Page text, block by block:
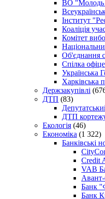
ВО "Молодь
Інститут
Коаліція
Комітет
Об'єднання
Спілка
Українська
Харківська
Держзакупівлі
ДТП (83)
ДТП
Екологія (46)
Економіка (1 322)
Банківські
Credit
VAB
Банк
Банк